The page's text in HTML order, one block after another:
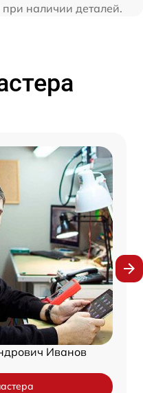
наличии деталей.
Иванов